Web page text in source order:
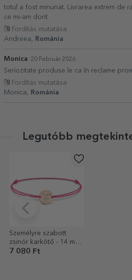
totul a fost minunat. Livrarea extrem de
ce mi-am dorit
Fordítás mutatása
Andreea,
Románia
Monica 20 Február 2026
Seriozitate produse le ca în reclame
Fordítás mutatása
Monica,
Románia
Legutóbb
Személyre szabott
zsinór karkötő - 14 mm-
es gyöngy - 925-ös
7 080 Ft